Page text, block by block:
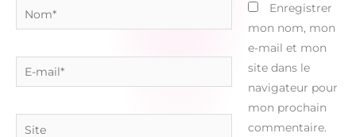
Nom*
E-
mail*
Site
Enregistrer
mon nom, mon
e-mail et mon
site dans le
navigateur pour
mon prochain
commentaire.